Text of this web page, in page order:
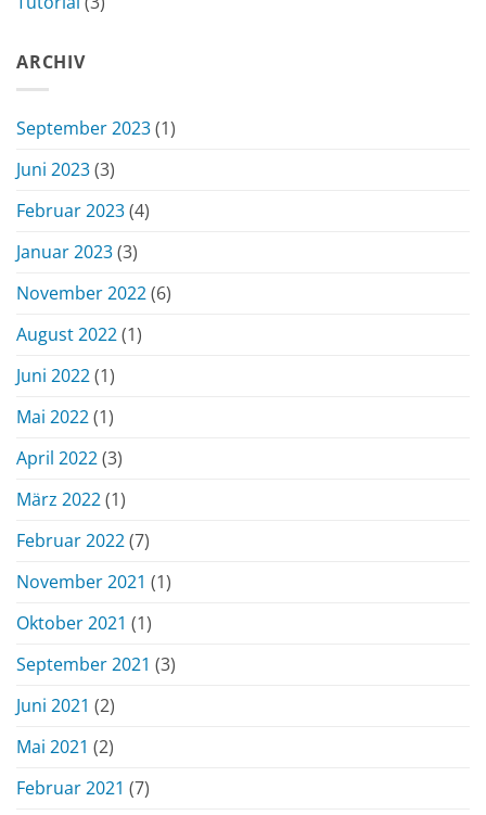
ARCHIV
September 2023(1)
Juni 2023(3)
Februar 2023(4)
Januar 2023(3)
November 2022(6)
August 2022(1)
Juni 2022(1)
Mai 2022(1)
April 2022(3)
März 2022(1)
Februar 2022(7)
November 2021 (1)
Oktober 2021 (1)
September 2021 (3)
Juni 2021 (2)
Mai 2021 (2)
Februar 2021 (7)